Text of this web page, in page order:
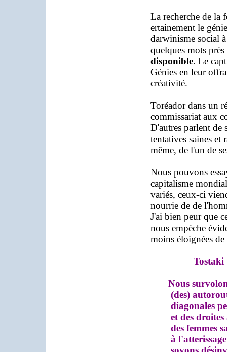
La recherche de la
ertainement le
darwinisme social
quelques mots près
disponible. Le
Génies en leur
créativité.
Toréador dans un
commissariat aux
D'autres parlent de
tentatives saines
même, de l'un de
Nous pouvons
capitalisme
variés, ceux-ci
nourrie de de
J'ai bien peur que
nous empèche
moins éloignées
Tostaki
Nous
(des)
diagonales
et des droites
des femmes
à l'atterissage